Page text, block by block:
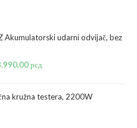
Akumulatorski udarni odvijač, bez
рсд
je:
kružna testera, 2200W